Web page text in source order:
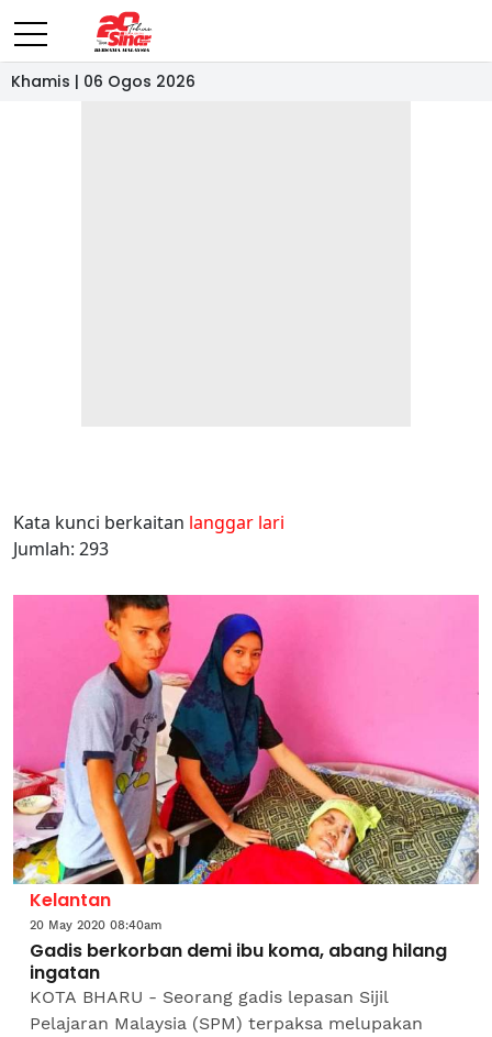
Khamis | 06 Ogos 2026
Kata kunci berkaitan langgar lari
Jumlah: 293
Kelantan
20 May 2020 08:40am
Gadis berkorban demi ibu koma, abang hilang
ingatan
KOTA BHARU - Seorang gadis lepasan Sijil
Pelajaran Malaysia (SPM) terpaksa melupakan